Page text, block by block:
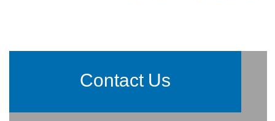
Contact Us